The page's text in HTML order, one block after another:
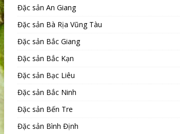
Đặc sản An Giang
Đặc sản Bà Rịa Vũng Tàu
Đặc sản Bắc Giang
Đặc sản Bắc Kạn
Đặc sản Bạc Liêu
Đặc sản Bắc Ninh
Đặc sản Bến Tre
Đặc sản Bình Định